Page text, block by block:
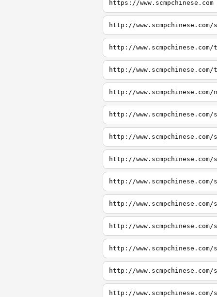
https://www.scmpchinese.com
http://www.scmpchinese.com/
http://www.scmpchinese.com/
http://
http://www.scmpchinese.com/
http://
http://
http://
http://
http://
http://
http://
http://
http://